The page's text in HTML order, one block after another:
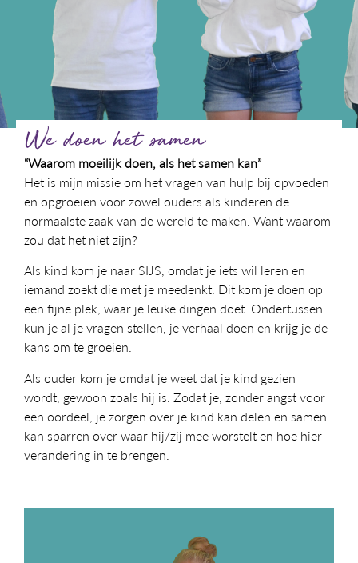
We doen het samen
“Waarom moeilijk doen, als het samen kan”
Het is mijn missie om het vragen van hulp bij opvoeden
en opgroeien voor zowel ouders als kinderen de
normaalste zaak van de wereld te maken. Want waarom
zou dat het niet zijn?
Als kind kom je naar SIJS, omdat je iets wil leren en
iemand zoekt die met je meedenkt. Dit kom je doen op
een fijne plek, waar je leuke dingen doet. Ondertussen
kun je al je vragen stellen, je verhaal doen en krijg je de
kans om te groeien.
Als ouder kom je omdat je weet dat je kind gezien
wordt, gewoon zoals hij is. Zodat je, zonder angst voor
een oordeel, je zorgen over je kind kan delen en samen
kan sparren over waar hij/zij mee worstelt en hoe hier
verandering in te brengen.